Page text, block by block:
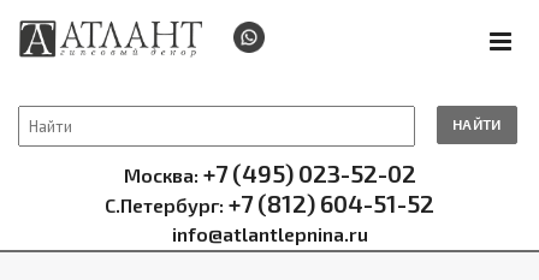
НАЙТИ
Москва: +7 (495) 023-52-02
С.Петербург: +7 (812) 604-51-52
info@atlantlepnina.ru